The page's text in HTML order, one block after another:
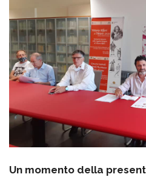
Un momento della